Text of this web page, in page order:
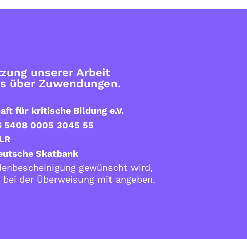
unserer Arbeit
über Zuwendungen.
für kritische Bildung e.V.
5408 0005 3045 55
Skatbank
gewünscht wird,
der Überweisung mit angeben.